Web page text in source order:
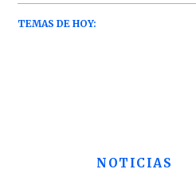
TEMAS DE HOY:
NOTICIAS